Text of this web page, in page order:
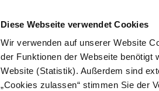
Diese Webseite verwendet Cookies
Wir verwenden auf unserer Website
der Funktionen der Webseite benötigt
Website (Statistik). Außerdem sind
„Cookies zulassen“ stimmen Sie der